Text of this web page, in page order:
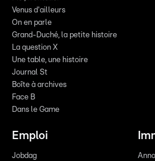
Venus d'ailleurs
On en parle
Grand-Duché, la petite histoire
La question X
Une table, une histoire
Journal St
Boîte à archives
Face B
Dans le Game
Emploi
Jobdag